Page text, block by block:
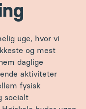
aktiviteter
fysisk
socialt
byder ugen
opleve
og skønhed